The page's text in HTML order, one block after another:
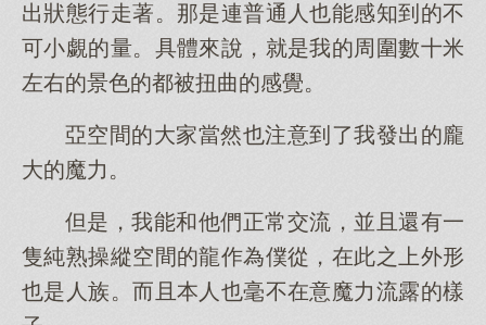
出狀態行走著。那是連普通人也能感知到的不
可小覷的量。具體來說，就是我的周圍數十米
左右的景色的都被扭曲的感覺。
亞空間的大家當然也注意到了我發出的龐
大的魔力。
但是，我能和他們正常交流，並且還有一
隻純熟操縱空間的龍作為僕從，在此之上外形
也是人族。而且本人也毫不在意魔力流露的樣